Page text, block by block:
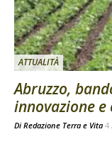
ATTUALITÀ
Abruzzo,
innovazione
Di Redazione Terra e Vita 4